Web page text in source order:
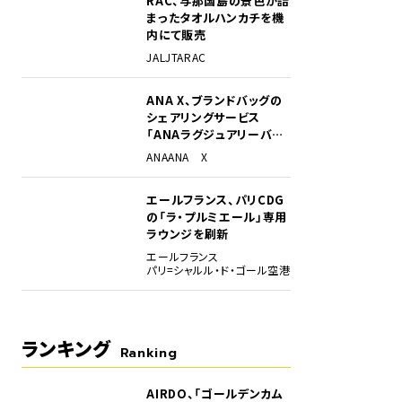
ナ ProとJALグローバルクラブ JAL・JCBカード プラチナ Proの特典。
まったタオルハンカチを機
内にて販売
JALJTARAC
ANA X、ブランドバッグの
シェアリングサービス
「ANAラグジュアリーバッ
グ」開始
ANAANA X
エールフランス、パリCDG
の「ラ・プルミエール」専用
ラウンジを刷新
エールフランス
パリ=シャルル・ド・ゴール空港
ランキング Ranking
AIRDO、「ゴールデンカム